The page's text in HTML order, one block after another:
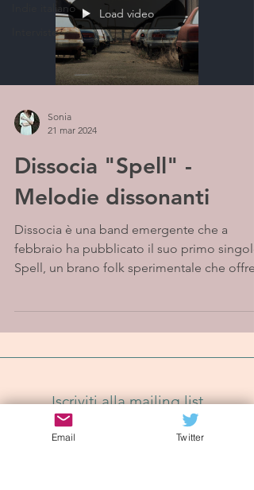
Indie italiano
Interviste
Load video
Sonia
21 mar 2024
Dissocia "Spell" -
Melodie dissonanti
Dissocia è una band emergente che a
febbraio ha pubblicato il suo primo
Spell, un brano folk sperimentale che offre
Iscriviti alla mailing list
Email Twitter